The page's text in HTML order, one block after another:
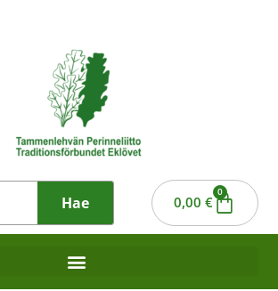
Hae 0,00 €
0